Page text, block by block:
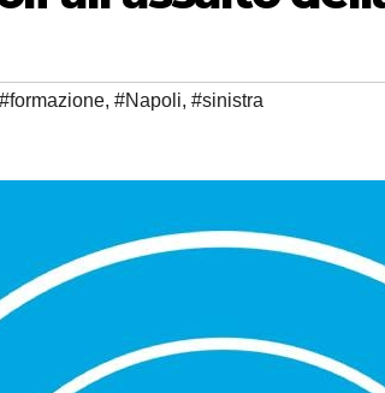
#formazione, #Napoli, #sinistra